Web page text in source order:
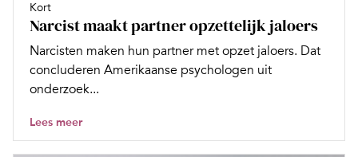
Kort
Narcist maakt partner opzettelijk jaloers
Narcisten maken hun partner met opzet jaloers. Dat
concluderen Amerikaanse psychologen uit
onderzoek...
Lees meer